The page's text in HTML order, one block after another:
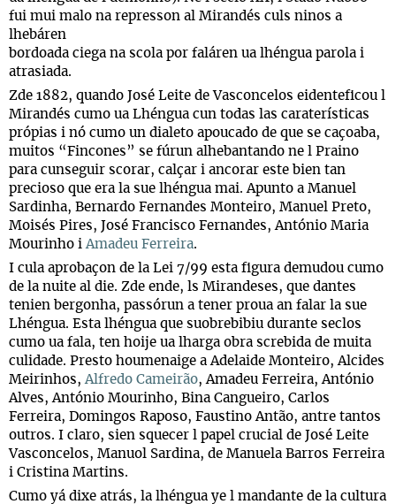
fui mui malo na represson al Mirandés culs ninos a
lhebáren
bordoada ciega na scola por faláren ua lhéngua parola i
atrasiada.
Zde 1882, quando José Leite de Vasconcelos eidenteficou l
Mirandés cumo ua Lhéngua cun todas las caraterísticas
própias i nó cumo un dialeto apoucado de que se caçoaba,
muitos “Fincones” se fúrun alhebantando ne l Praino
para cunseguir scorar, calçar i ancorar este bien tan
precioso que era la sue lhéngua mai. Apunto a Manuel
Sardinha, Bernardo Fernandes Monteiro, Manuel Preto,
Moisés Pires, José Francisco Fernandes, António Maria
Mourinho iAmadeu Ferreira.
I cula aprobaçon de la Lei 7/99 esta figura demudou cumo
de la nuite al die. Zde ende, ls Mirandeses, que dantes
tenien bergonha, passórun a tener proua an falar la sue
Lhéngua. Esta lhéngua que suobrebibiu durante seclos
cumo ua fala, ten hoije ua lharga obra screbida de muita
culidade. Presto houmenaige a Adelaide Monteiro, Alcides
Meirinhos,Alfredo Cameirão, Amadeu Ferreira, António
Alves, António Mourinho, Bina Cangueiro, Carlos
Ferreira, Domingos Raposo, Faustino Antão, antre tantos
outros. I claro, sien squecer l papel crucial de José Leite
Vasconcelos, Manuol Sardina, de Manuela Barros Ferreira
i Cristina Martins.
Cumo yá dixe atrás, la lhéngua ye l mandante de la cultura